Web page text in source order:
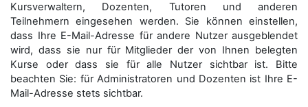
Kursverwaltern, Dozenten, Tutoren und anderen
Teilnehmern eingesehen werden. Sie können einstellen,
dass Ihre E-Mail-Adresse für andere Nutzer ausgeblendet
wird, dass sie nur für Mitglieder der von Ihnen belegten
Kurse oder dass sie für alle Nutzer sichtbar ist. Bitte
beachten Sie: für Administratoren und Dozenten ist Ihre E-
Mail-Adresse stets sichtbar.